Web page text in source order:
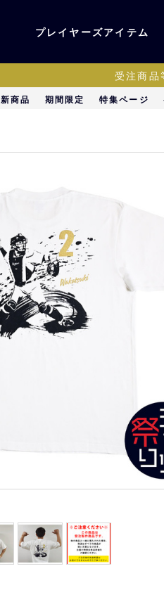
オーセンティック
アパレル
EC限定販売
オリ達におすすめ
プレイヤーズアイテム
受注商品
新商品 期間限定 特集ページ